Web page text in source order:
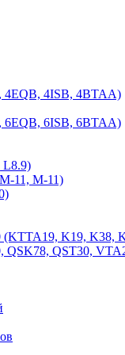
4EQB, 4ISB, 4BTAA)
6EQB, 6ISB, 6BTAA)
L8.9)
11, M-11)
K19, K38,
QSK78, QST30,